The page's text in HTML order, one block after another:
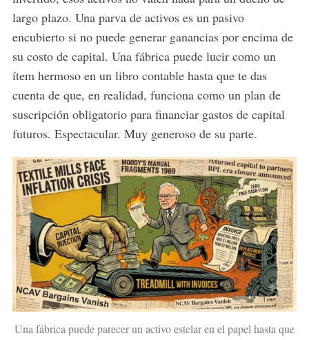
largo plazo. Una parva de activos es un pasivo
encubierto si no puede generar ganancias por encima de
su costo de capital. Una fábrica puede lucir como un
ítem hermoso en un libro contable hasta que te das
cuenta de que, en realidad, funciona como un plan de
suscripción obligatorio para financiar gastos de capital
futuros. Espectacular. Muy generoso de su parte.
Una fábrica puede parecer un activo estelar en el papel hasta que